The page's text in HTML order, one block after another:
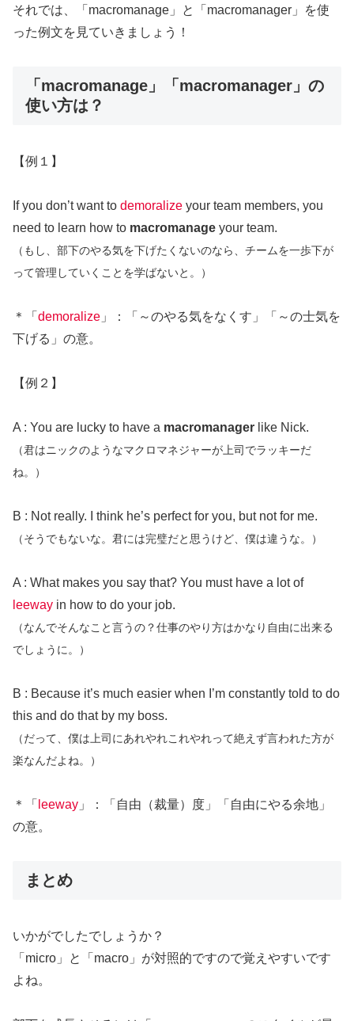
それでは、「macromanage」と「macromanager」を使
った例文を見ていきましょう！
「macromanage」「macromanager」の
使い方は？
【例１】
If you don’t want to demoralize your team members, you
need to learn how to macromanage your team.
（もし、部下のやる気を下げたくないのなら、チームを一歩下が
って管理していくことを学ばないと。）
＊「 demoralize 」：「～のやる気をなくす」「～の士気を
下げる」の意。
【例２】
A : You are lucky to have a macromanager like Nick.
（君はニックのようなマクロマネジャーが上司でラッキーだ
ね。）
B : Not really. I think he’s perfect for you, but not for me.
（そうでもないな。君には完璧だと思うけど、僕は違うな。）
A : What makes you say that? You must have a lot of
leeway in how to do your job.
（なんでそんなこと言うの？仕事のやり方はかなり自由に出来る
でしょうに。）
B : Because it’s much easier when I’m constantly told to do
this and do that by my boss.
（だって、僕は上司にあれやれこれやれって絶えず言われた方が
楽なんだよね。）
＊「 leeway 」：「自由（裁量）度」「自由にやる余地」
の意。
まとめ
いかがでしたでしょうか？
「micro」と「macro」が対照的ですので覚えやすいです
よね。